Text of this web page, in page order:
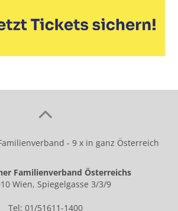
- 9 x in ganz Österreich
Familienverband Österreichs
Wien, Spiegelgasse 3/3/9
Tel: 01/51611-1400